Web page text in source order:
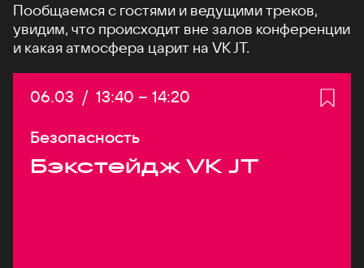
Пообщаемся с гостями и ведущими треков,
увидим, что происходит вне залов конференции
и какая атмосфера царит на VK JT.
Дата:
06.03 / Начало:
13:40 – Конец:
14:20
Безопасность
Бэкстейдж VK JT